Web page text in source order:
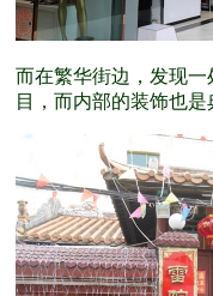
而在繁华街边，发现
目，而内部的装饰也是